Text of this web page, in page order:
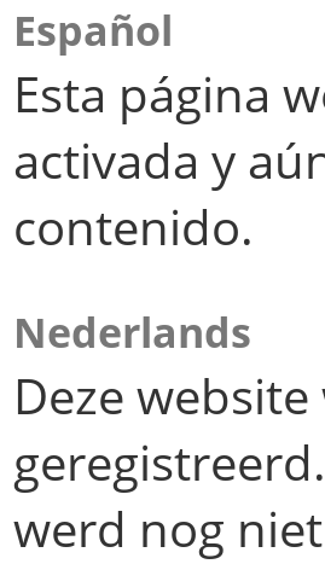
Español
Esta página
activada y
contenido.
Nederlands
Deze
werd nog